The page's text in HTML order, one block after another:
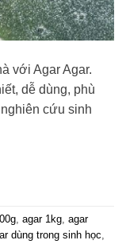
với Agar Agar.
dễ dùng, phù
cứu sinh
, agar 1kg, agar
dùng trong sinh học,